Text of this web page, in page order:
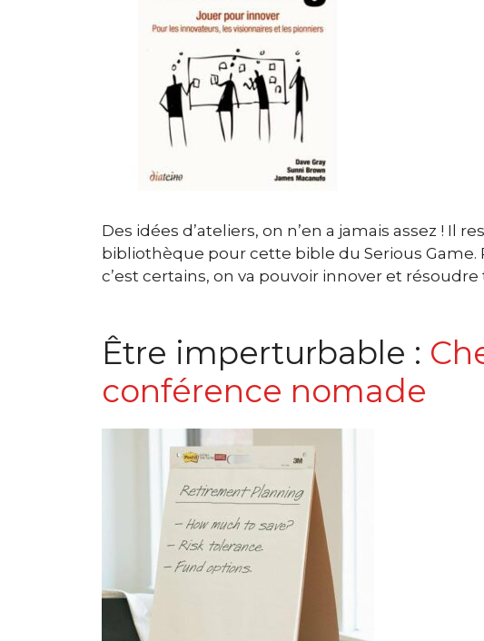
Des idées d’ateliers, on n’en a jamais assez ! Il
bibliothèque pour cette bible du Serious Game.
c’est certains, on va pouvoir innover et
Être imperturbable :
conférence nomade